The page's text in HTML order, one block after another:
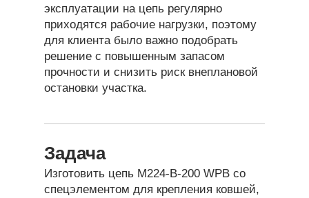
эксплуатации на цепь регулярно
приходятся рабочие нагрузки, поэтому
для клиента было важно подобрать
решение с повышенным запасом
прочности и снизить риск внеплановой
остановки участка.
Задача
Изготовить цепь М224-В-200 WPB со
спецэлементом для крепления ковшей,